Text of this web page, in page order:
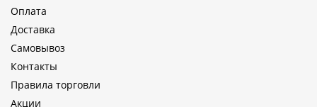
Оплата
Доставка
Самовывоз
Контакты
Правила торговли
Акции